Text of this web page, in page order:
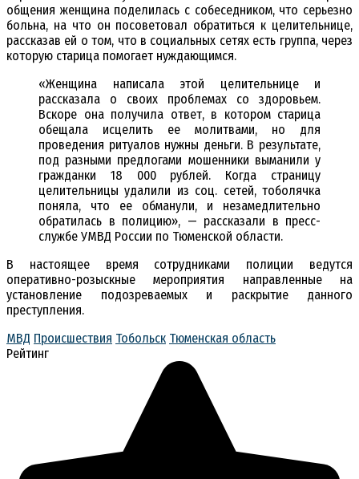
общения женщина поделилась с собеседником, что серьезно
больна, на что он посоветовал обратиться к целительнице,
рассказав ей о том, что в социальных сетях есть группа, через
которую старица помогает нуждающимся.
«Женщина написала этой целительнице и
рассказала о своих проблемах со здоровьем.
Вскоре она получила ответ, в котором старица
обещала исцелить ее молитвами, но для
проведения ритуалов нужны деньги. В результате,
под разными предлогами мошенники выманили у
гражданки 18 000 рублей. Когда страницу
целительницы удалили из соц. сетей, тоболячка
поняла, что ее обманули, и незамедлительно
обратилась в полицию», — рассказали в пресс-
службе УМВД России по Тюменской области.
В настоящее время сотрудниками полиции ведутся
оперативно-розыскные мероприятия направленные на
установление подозреваемых и раскрытие данного
преступления.
МВД Происшествия Тобольск Тюменская область
Рейтинг